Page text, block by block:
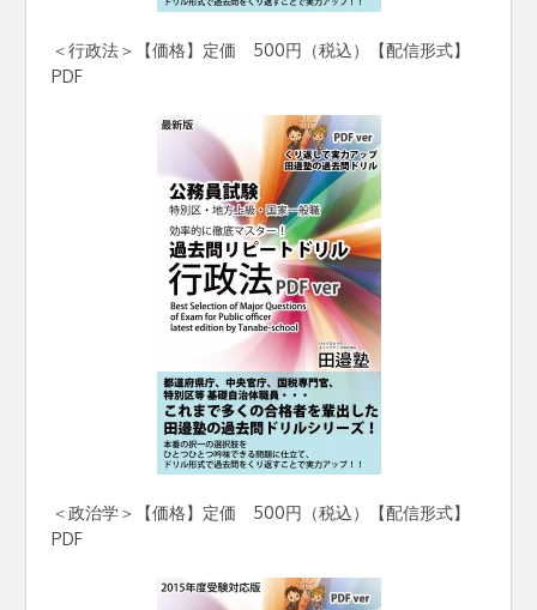
＜行政法＞【価格】定価 500円（税込）【配信形式】
PDF
＜政治学＞【価格】定価 500円（税込）【配信形式】
PDF